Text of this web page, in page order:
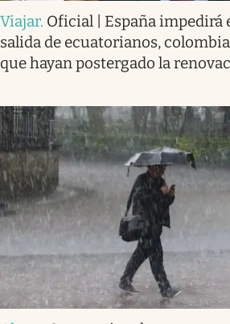
Viajar. Oficial | España impedirá
salida de ecuatorianos,
que hayan postergado la